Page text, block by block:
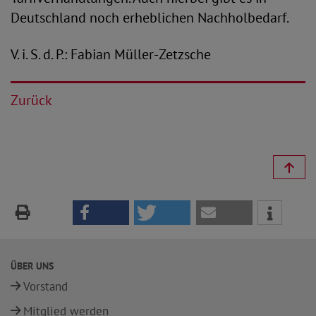
Deutschland noch erheblichen Nachholbedarf.
V. i. S. d. P.: Fabian Müller-Zetzsche
Zurück
ÜBER UNS
Vorstand
Mitglied werden